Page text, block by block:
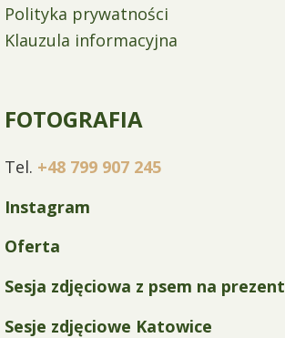
Polityka prywatności
Klauzula informacyjna
FOTOGRAFIA
Tel. +48 799 907 245
Instagram
Oferta
Sesja zdjęciowa z psem na prezent
Sesje zdjęciowe Katowice